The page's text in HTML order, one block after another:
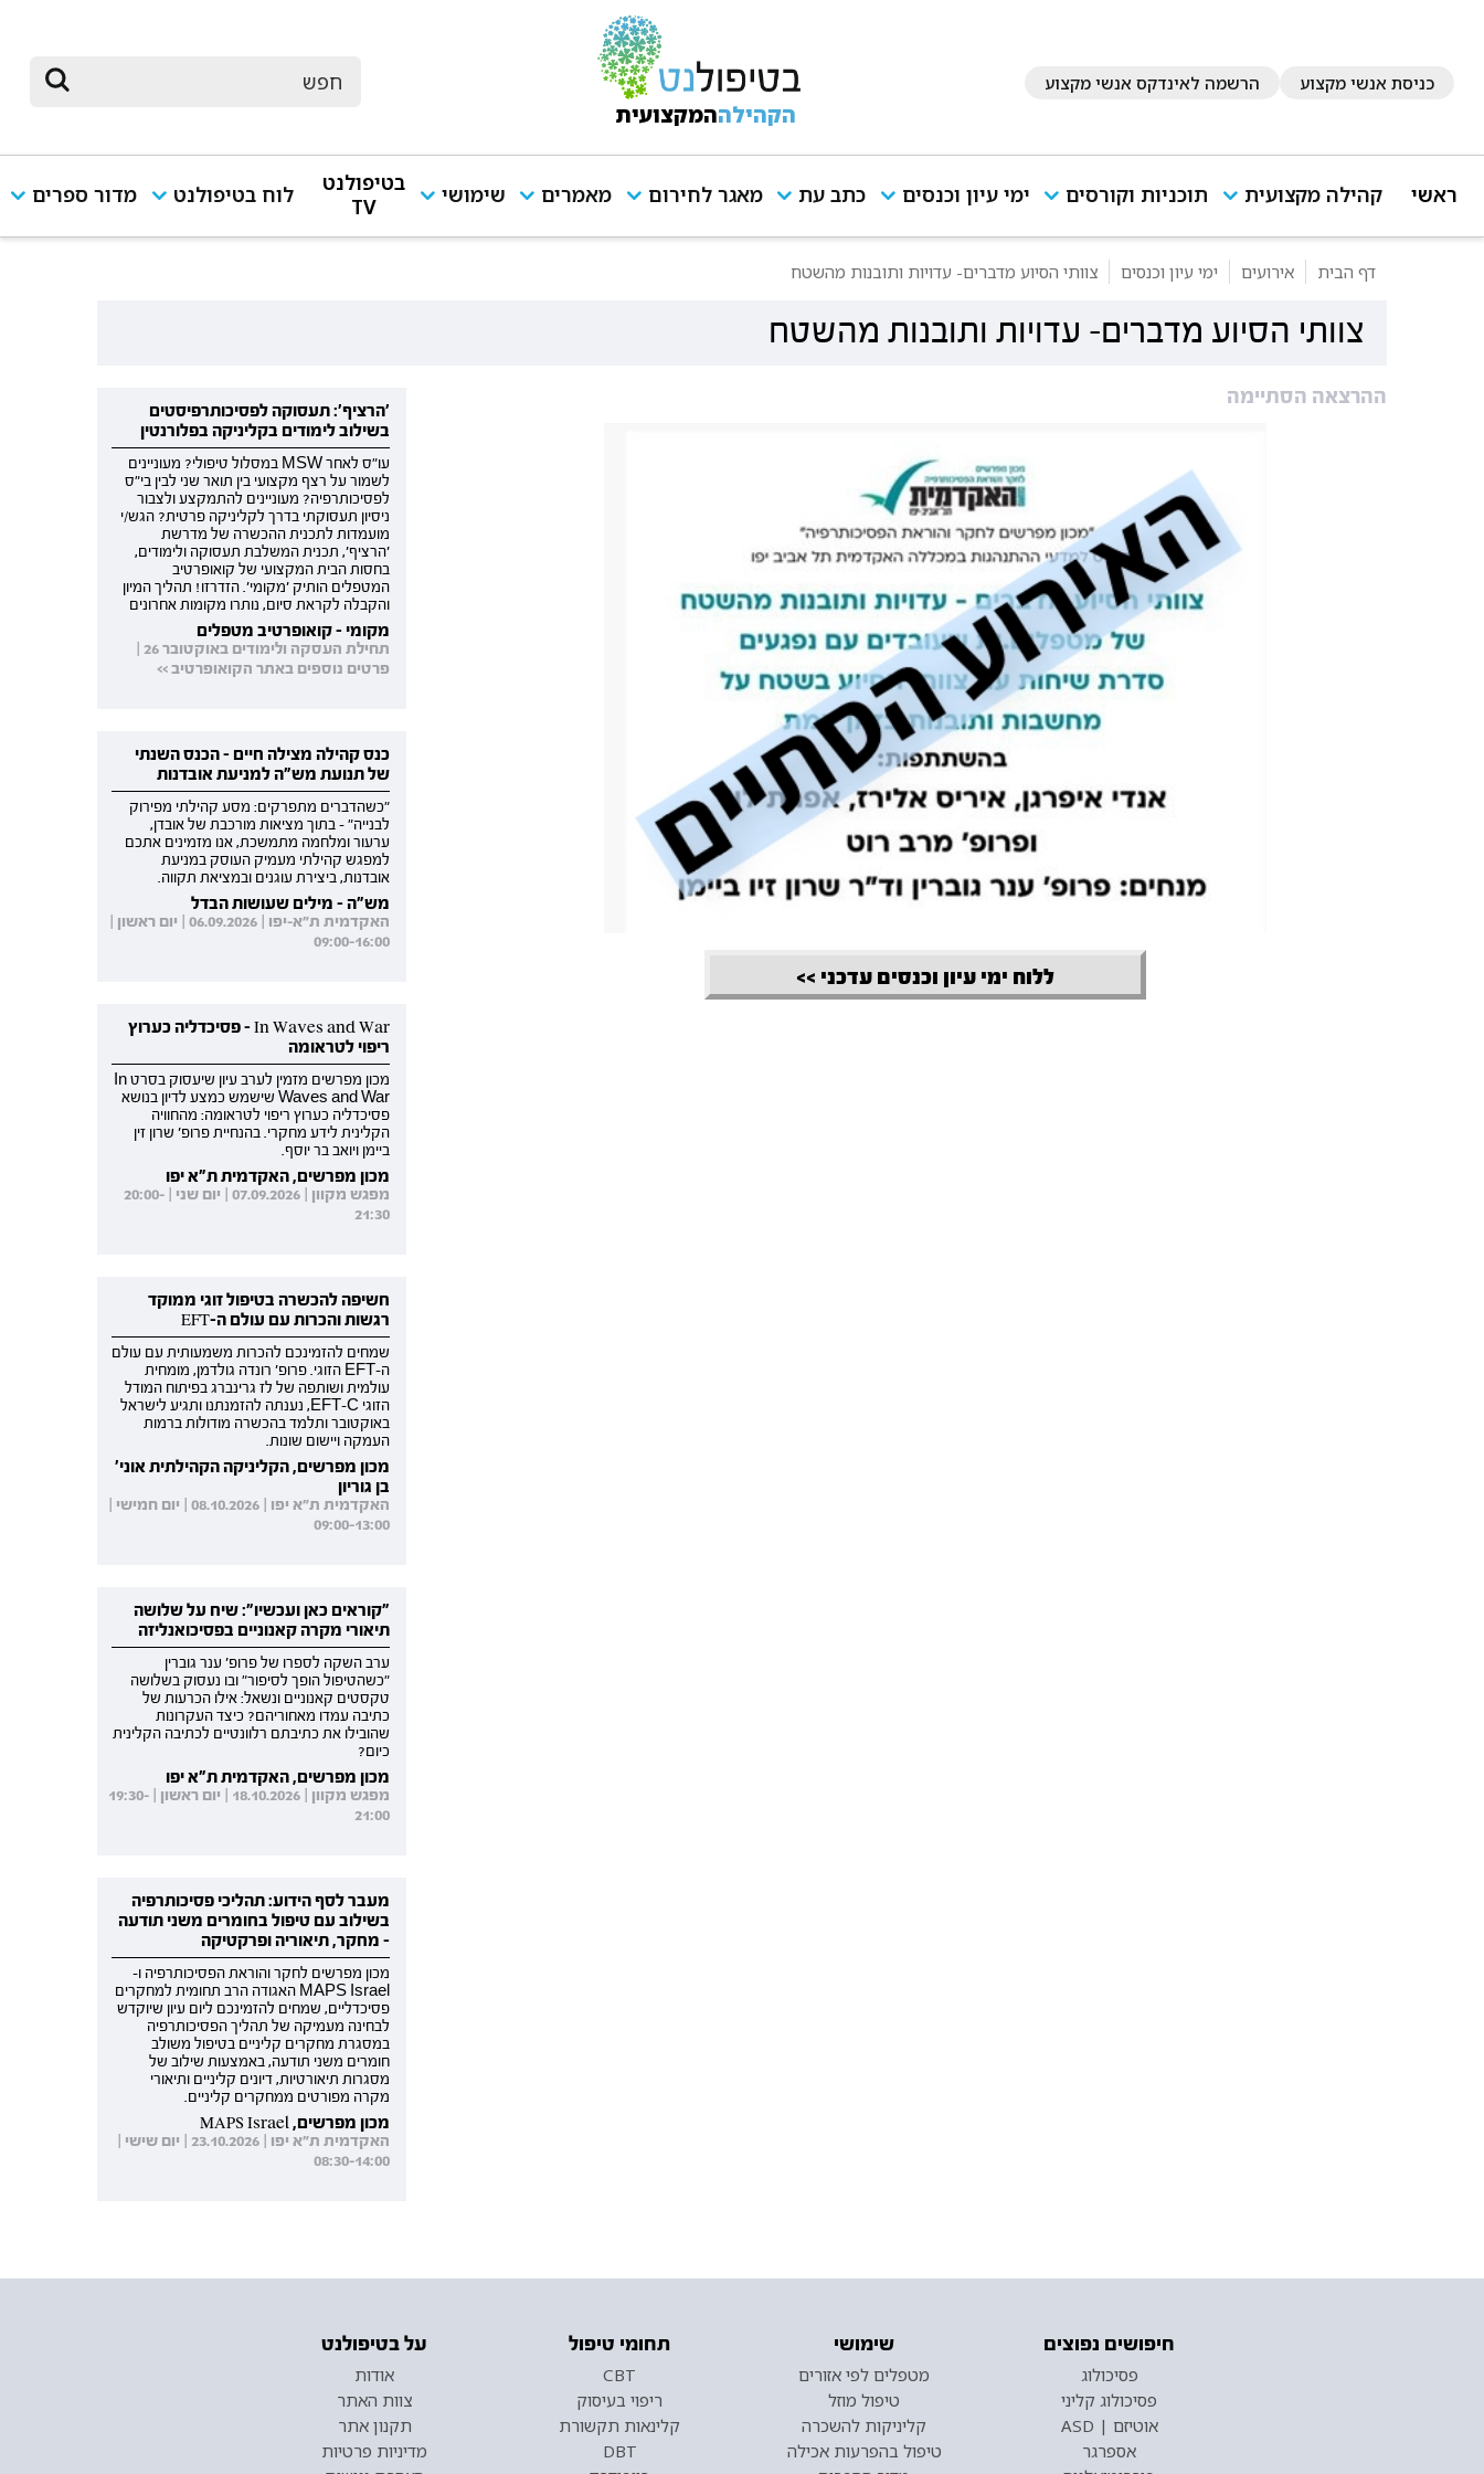
כניסת אנשי מקצוע הרשמה לאינדקס אנשי מקצוע
הקהילההמקצועית
ראשי קהילה מקצועית תוכניות וקורסים ימי עיון וכנסים כתב עת מאגר לחירום מאמרים שימושי
בטיפולנט
TV
לוח בטיפולנט מדור ספרים
דף הבית אירועים ימי עיון וכנסים צוותי הסיוע מדברים- עדויות ותובנות מהשטח
צוותי הסיוע מדברים- עדויות ותובנות מהשטח
ההרצאה הסתיימה
ללוח ימי עיון וכנסים עדכני >>
'הרציף': תעסוקה לפסיכותרפיסטים
בשילוב לימודים בקליניקה בפלורנטין
עו"ס לאחר MSW במסלול טיפולי? מעוניינים
לשמור על רצף מקצועי בין תואר שני לבין בי"ס
לפסיכותרפיה? מעוניינים להתמקצע ולצבור
ניסיון תעסוקתי בדרך לקליניקה פרטית? הגש/י
מועמדות לתכנית ההכשרה של מדרשת
'הרציף', תכנית המשלבת תעסוקה ולימודים,
בחסות הבית המקצועי של קואופרטיב
המטפלים הותיק 'מקומי'. הזדרזו! תהליך המיון
והקבלה לקראת סיום, נותרו מקומות אחרונים
מקומי - קואופרטיב מטפלים
תחילת העסקה ולימודים באוקטובר 26 |
פרטים נוספים באתר הקואופרטיב >>
כנס קהילה מצילה חיים - הכנס השנתי
של תנועת מש"ה למניעת אובדנות
"כשהדברים מתפרקים: מסע קהילתי מפירוק
לבנייה" - בתוך מציאות מורכבת של אובדן,
ערעור ומלחמה מתמשכת, אנו מזמינים אתכם
למפגש קהילתי מעמיק העוסק במניעת
אובדנות, ביצירת עוגנים ובמציאת תקווה.
מש"ה - מילים שעושות הבדל
האקדמית ת"א-יפו | 06.09.2026 | יום ראשון |
09:00-16:00
In Waves and War - פסיכדליה כערוץ
ריפוי לטראומה
מכון מפרשים מזמין לערב עיון שיעסוק בסרט In
Waves and War שישמש כמצע לדיון בנושא
פסיכדליה כערוץ ריפוי לטראומה: מהחוויה
הקלינית לידע מחקרי. בהנחיית פרופ' שרון זין
ביימן ויואב בר יוסף.
מכון מפרשים, האקדמית ת"א יפו
מפגש מקוון | 07.09.2026 | יום שני | 20:00-
21:30
חשיפה להכשרה בטיפול זוגי ממוקד
רגשות והכרות עם עולם ה-EFT
שמחים להזמינכם להכרות משמעותית עם עולם
ה-EFT הזוגי. פרופ' רונדה גולדמן, מומחית
עולמית ושותפה של לז גרינברג בפיתוח המודל
הזוגי EFT-C, נענתה להזמנתנו ותגיע לישראל
באוקטובר ותלמד בהכשרה מודולות ברמות
העמקה ויישום שונות.
מכון מפרשים, הקליניקה הקהילתית אוני'
בן גוריון
האקדמית ת"א יפו | 08.10.2026 | יום חמישי |
09:00-13:00
"קוראים כאן ועכשיו": שיח על שלושה
תיאורי מקרה קאנוניים בפסיכואנליזה
ערב השקה לספרו של פרופ' ענר גוברין
"כשהטיפול הופך לסיפור" ובו נעסוק בשלושה
טקסטים קאנוניים ונשאל: אילו הכרעות של
כתיבה עמדו מאחוריהם? כיצד העקרונות
שהובילו את כתיבתם רלוונטיים לכתיבה הקלינית
כיום?
מכון מפרשים, האקדמית ת"א יפו
מפגש מקוון | 18.10.2026 | יום ראשון | 19:30-
21:00
מעבר לסף הידוע: תהליכי פסיכותרפיה
בשילוב עם טיפול בחומרים משני תודעה
- מחקר, תיאוריה ופרקטיקה
מכון מפרשים לחקר והוראת הפסיכותרפיה ו-
MAPS Israel האגודה הרב תחומית למחקרים
פסיכדליים, שמחים להזמינכם ליום עיון שיוקדש
לבחינה מעמיקה של תהליך הפסיכותרפיה
במסגרת מחקרים קליניים בטיפול משולב
חומרים משני תודעה, באמצעות שילוב של
מסגרות תיאורטיות, דיונים קליניים ותיאורי
מקרה מפורטים ממחקרים קליניים.
מכון מפרשים, MAPS Israel
האקדמית ת"א יפו | 23.10.2026 | יום שישי |
08:30-14:00
חיפושים נפוצים
פסיכולוג
פסיכולוג קליני
אוטיזם | ASD
אספרגר
שימושי
מטפלים לפי אזורים
טיפול מוזל
קליניקות להשכרה
טיפול בהפרעות אכילה
תחומי טיפול
CBT
ריפוי בעיסוק
קלינאות תקשורת
DBT
על בטיפולנט
אודות
צוות האתר
תקנון אתר
מדיניות פרטיות